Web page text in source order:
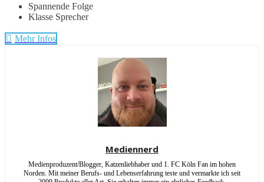
Spannende Folge
Klasse Sprecher
Mehr Infos
Mediennerd
Medienproduzent/Blogger, Katzenliebhaber und 1. FC Köln Fan im hohen
Norden. Mit meiner Berufs- und Lebenserfahrung teste und vermarkte ich seit